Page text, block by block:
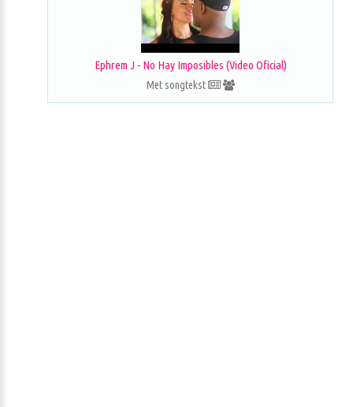
Ephrem J - No Hay Imposibles (Video Oficial)
Met songtekst